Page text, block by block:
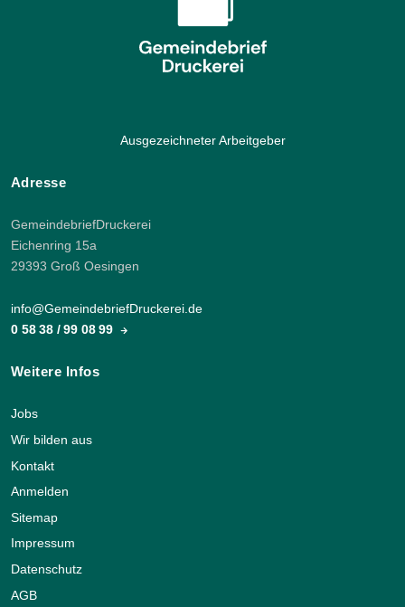
Ausgezeichneter Arbeitgeber
Adresse
GemeindebriefDruckerei
Eichenring 15a
29393 Groß Oesingen
info@GemeindebriefDruckerei.de
0 58 38 / 99 08 99
Weitere Infos
Jobs
Wir bilden aus
Kontakt
Anmelden
Sitemap
Impressum
Datenschutz
AGB